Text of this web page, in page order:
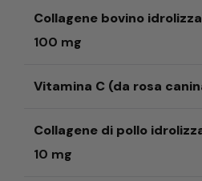
Collagene bovino
100 mg
Vitamina C (da rosa
Collagene di pollo
10 mg